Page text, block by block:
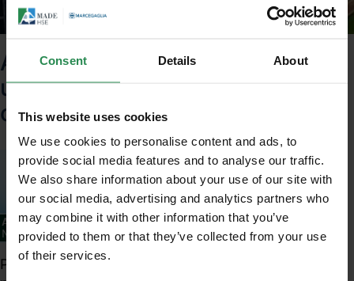
Consent Details About
This website uses cookies
We use cookies to personalise content and ads, to
provide social media features and to analyse our traffic.
We also share information about your use of our site with
our social media, advertising and analytics partners who
may combine it with other information that you’ve
provided to them or that they’ve collected from your use
of their services.
Acque destinate al consumo
umano: Nuovo limite per il
cromo esavalente
Per effetto del Decreto Ministeriale 14/11/2016, a
Unisciti al mondo MadeHSE